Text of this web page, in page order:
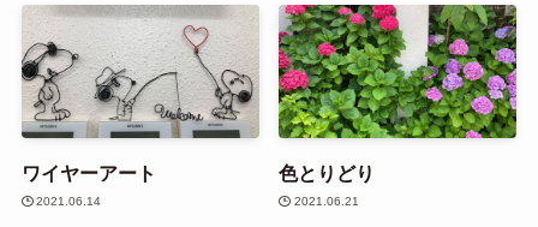
ワイヤーアート
2021.06.14
色とりどり
2021.06.21